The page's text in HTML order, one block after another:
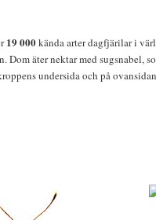
19 000kända arter dagfjärilar i
äter nektar med sugsnabel,
undersida och på